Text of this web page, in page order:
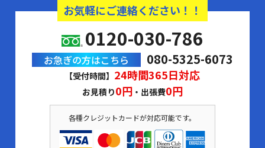
お気軽にご連絡ください！！
0120-030-786
お急ぎの方はこちら 080-5325-6073
【受付時間】 24時間365日対応
お見積り0円 ・出張費0円
各種クレジットカードが対応可能です。